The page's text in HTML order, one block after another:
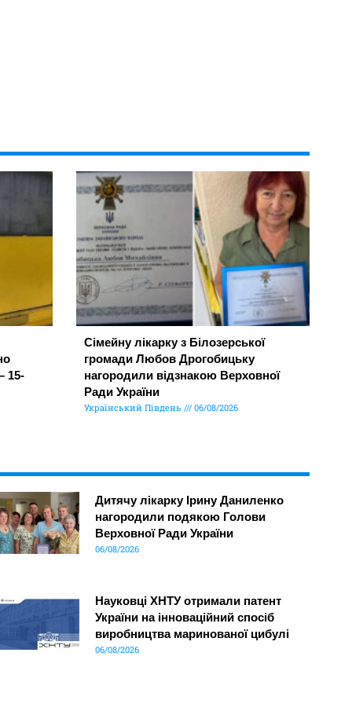
15-
Сімейну лікарку з Білозерської
громади Любов Дрогобицьку
нагородили відзнакою Верховної
Ради України
Український Південь 06/08/2026
Дитячу лікарку Ірину Даниленко
нагородили подякою Голови
Верховної Ради України
06/08/2026
Науковці ХНТУ отримали патент
України на інноваційний спосіб
виробництва маринованої цибулі
06/08/2026